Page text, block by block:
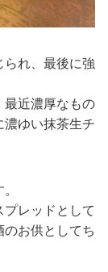
れ、最後に強
最近濃厚なもの
ゆい抹茶生チ
レッドとして
お供としてち